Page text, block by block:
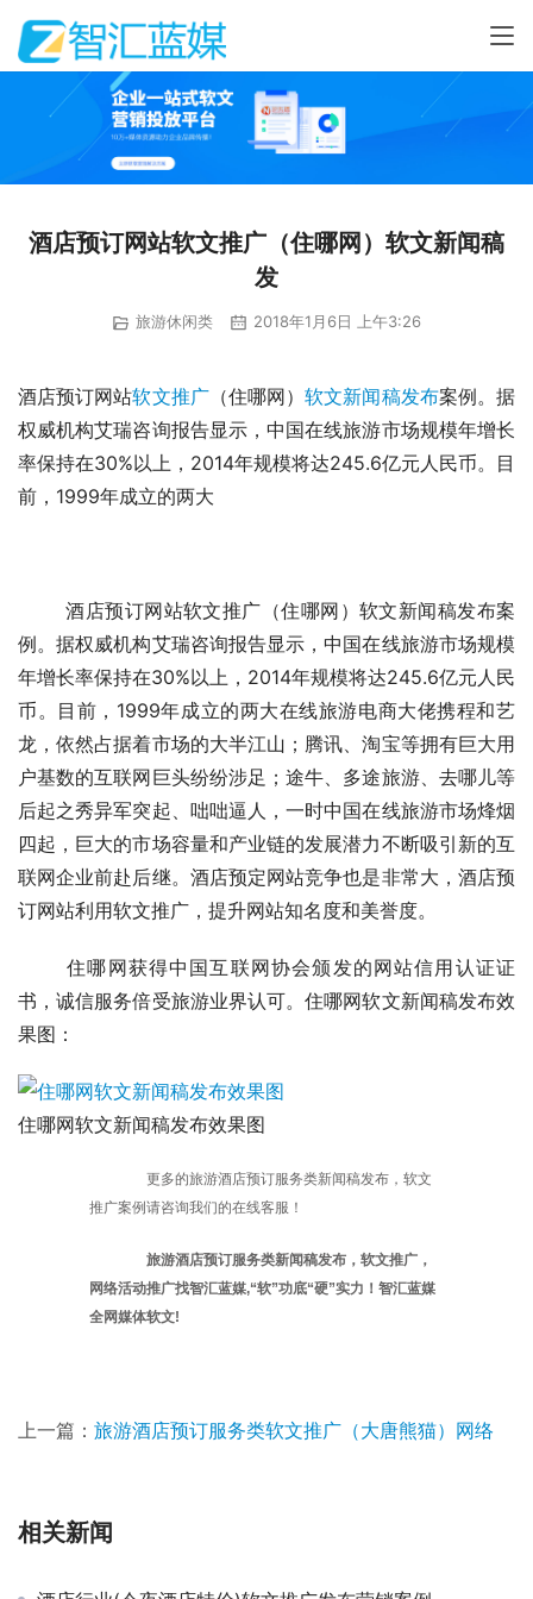
酒店预订网站软文推广（住哪网）软文新闻稿
发
旅游休闲类 2018年1月6日 上午3:26
酒店预订网站软文推广（住哪网）软文新闻稿发布案例。据
权威机构艾瑞咨询报告显示，中国在线旅游市场规模年增长
率保持在30%以上，2014年规模将达245.6亿元人民币。目
前，1999年成立的两大
	酒店预订网站软文推广（住哪网）软文新闻稿发布案
例。据权威机构艾瑞咨询报告显示，中国在线旅游市场规模
年增长率保持在30%以上，2014年规模将达245.6亿元人民
币。目前，1999年成立的两大在线旅游电商大佬携程和艺
龙，依然占据着市场的大半江山；腾讯、淘宝等拥有巨大用
户基数的互联网巨头纷纷涉足；途牛、多途旅游、去哪儿等
后起之秀异军突起、咄咄逼人，一时中国在线旅游市场烽烟
四起，巨大的市场容量和产业链的发展潜力不断吸引新的互
联网企业前赴后继。酒店预定网站竞争也是非常大，酒店预
订网站利用软文推广，提升网站知名度和美誉度。
	住哪网获得中国互联网协会颁发的网站信用认证证
书，诚信服务倍受旅游业界认可。住哪网软文新闻稿发布效
果图：
住哪网软文新闻稿发布效果图
推广案例请咨询我们的在线客服！
旅游酒店预订服务类新闻稿发布，软文推广，
网络活动推广找智汇蓝媒,“软”功底“硬”实力！智汇蓝媒
全网媒体软文!
上一篇： 旅游酒店预订服务类软文推广（大唐熊猫）网络
相关新闻